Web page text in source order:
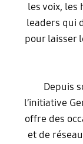
les voix, les
leaders qui
pour laisser
Depuis
l’initiative
offre des
et de